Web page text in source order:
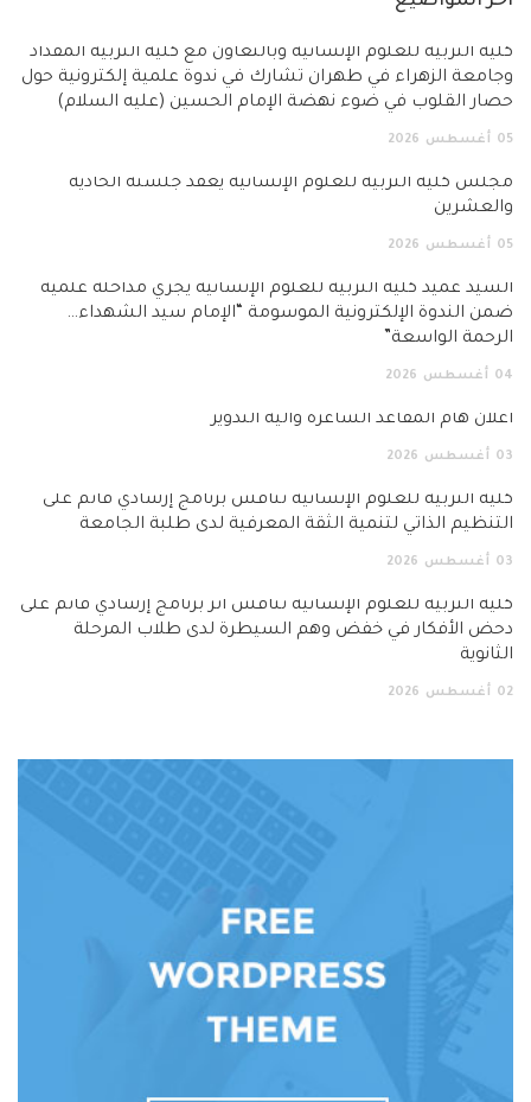
كلية التربية للعلوم الإنسانية وبالتعاون مع كلية التربية المقداد
وجامعة الزهراء في طهران تشارك في ندوة علمية إلكترونية حول
حصار القلوب في ضوء نهضة الإمام الحسين (عليه السلام)
05 أغسطس 2026
مجلس كلية التربية للعلوم الإنسانية يعقد جلسته الحادية
والعشرين
05 أغسطس 2026
السيد عميد كلية التربية للعلوم الإنسانية يجري مداخلة علمية
ضمن الندوة الإلكترونية الموسومة “الإمام سيد الشهداء…
الرحمة الواسعة”
04 أغسطس 2026
اعلان هام المقاعد الشاغرة وآلية التدوير
03 أغسطس 2026
كلية التربية للعلوم الإنسانية تناقش برنامج إرشادي قائم على
التنظيم الذاتي لتنمية الثقة المعرفية لدى طلبة الجامعة
03 أغسطس 2026
كلية التربية للعلوم الإنسانية تناقش أثر برنامج إرشادي قائم على
دحض الأفكار في خفض وهم السيطرة لدى طلاب المرحلة
الثانوية
02 أغسطس 2026